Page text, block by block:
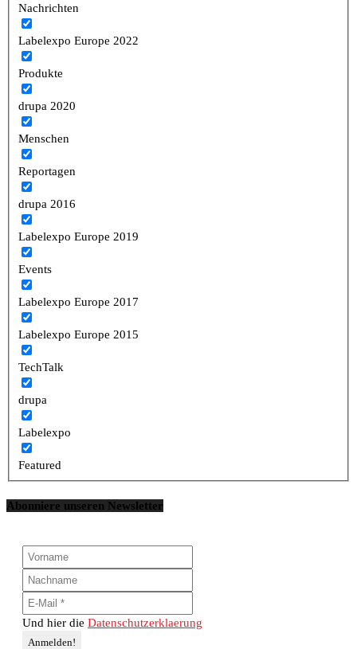
Nachrichten
Labelexpo Europe 2022
Produkte
drupa 2020
Menschen
Reportagen
drupa 2016
Labelexpo Europe 2019
Events
Labelexpo Europe 2017
Labelexpo Europe 2015
TechTalk
drupa
Labelexpo
Featured
Abonniere unseren Newsletter
Und hier die Datenschutzerklaerung